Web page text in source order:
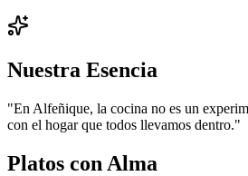
Nuestra Esencia
"En Alfeñique, la cocina no es un
con el hogar que todos llevamos dentro."
Platos con Alma